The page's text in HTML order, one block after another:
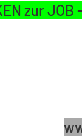
zur